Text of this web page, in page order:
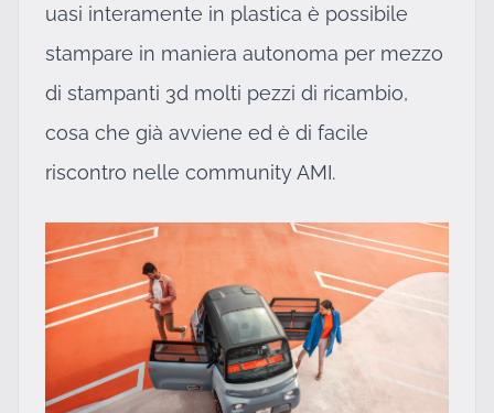
uasi interamente in plastica è possibile
stampare in maniera autonoma per mezzo
di stampanti 3d molti pezzi di ricambio,
cosa che già avviene ed è di facile
riscontro nelle community AMI.